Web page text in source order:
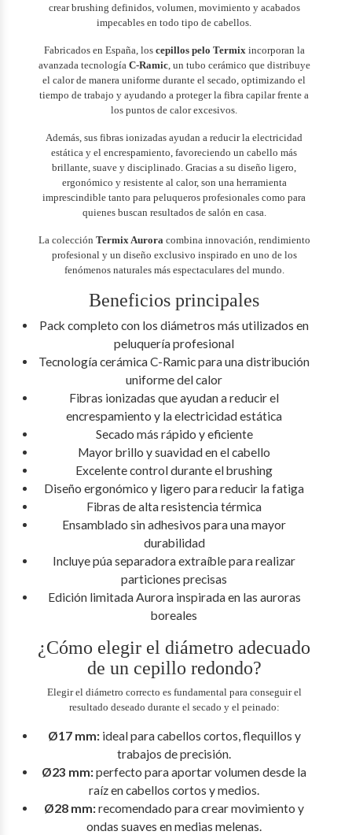
crear brushing definidos, volumen, movimiento y acabados
impecables en todo tipo de cabellos.
Fabricados en España, los cepillos pelo Termix incorporan la
avanzada tecnología C-Ramic, un tubo cerámico que distribuye
el calor de manera uniforme durante el secado, optimizando el
tiempo de trabajo y ayudando a proteger la fibra capilar frente a
los puntos de calor excesivos.
Además, sus fibras ionizadas ayudan a reducir la electricidad
estática y el encrespamiento, favoreciendo un cabello más
brillante, suave y disciplinado. Gracias a su diseño ligero,
ergonómico y resistente al calor, son una herramienta
imprescindible tanto para peluqueros profesionales como para
quienes buscan resultados de salón en casa.
La colección Termix Aurora combina innovación, rendimiento
profesional y un diseño exclusivo inspirado en uno de los
fenómenos naturales más espectaculares del mundo.
Beneficios principales
Pack completo con los diámetros más utilizados en
peluquería profesional
Tecnología cerámica C-Ramic para una distribución
uniforme del calor
Fibras ionizadas que ayudan a reducir el
encrespamiento y la electricidad estática
Secado más rápido y eficiente
Mayor brillo y suavidad en el cabello
Excelente control durante el brushing
Diseño ergonómico y ligero para reducir la fatiga
Fibras de alta resistencia térmica
Ensamblado sin adhesivos para una mayor
durabilidad
Incluye púa separadora extraíble para realizar
particiones precisas
Edición limitada Aurora inspirada en las auroras
boreales
¿Cómo elegir el diámetro adecuado
de un cepillo redondo?
Elegir el diámetro correcto es fundamental para conseguir el
resultado deseado durante el secado y el peinado:
Ø17 mm:ideal para cabellos cortos, flequillos y
trabajos de precisión.
Ø23 mm:perfecto para aportar volumen desde la
raíz en cabellos cortos y medios.
Ø28 mm:recomendado para crear movimiento y
ondas suaves en medias melenas.